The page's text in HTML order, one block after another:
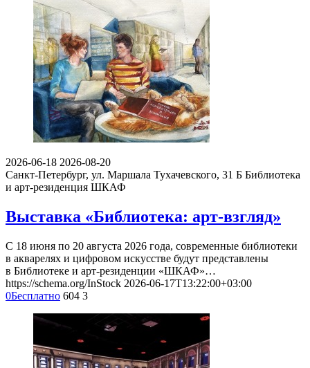
2026-06-18 2026-08-20
Санкт-Петербург, ул. Маршала Тухачевского, 31 Б Библиотека
и арт-резиденция ШКАФ
Выставка «Библиотека: арт-взгляд»
С 18 июня по 20 августа 2026 года, современные библиотеки
в акварелях и цифровом искусстве будут представлены
в Библиотеке и арт-резиденции «ШКАФ»…
https://schema.org/InStock 2026-06-17T13:22:00+03:00
0Бесплатно 604 3